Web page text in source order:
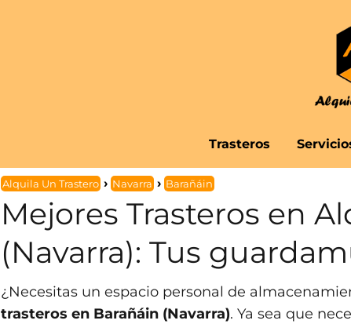
Trasteros
Alquila Un Trastero Navarra Barañáin
Mejores Trasteros en
(Navarra): Tus
¿Necesitas un espacio personal de
trasteros en Barañáin (Navarra). Ya sea que